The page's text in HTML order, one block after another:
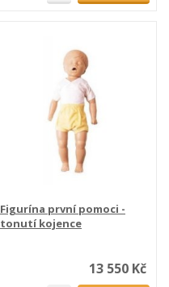
Figurína první pomoci -
tonutí kojence
13 550 Kč